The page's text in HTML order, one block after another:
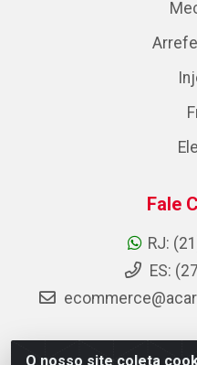
O nosso site coleta
Fale
RJ:
ES: